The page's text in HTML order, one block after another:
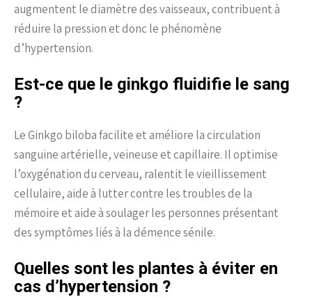
augmentent le diamètre des vaisseaux, contribuent à
réduire la pression et donc le phénomène
d’hypertension.
Est-ce que le ginkgo fluidifie le sang
?
Le Ginkgo biloba facilite et améliore la circulation
sanguine artérielle, veineuse et capillaire. Il optimise
l’oxygénation du cerveau, ralentit le vieillissement
cellulaire, aide à lutter contre les troubles de la
mémoire et aide à soulager les personnes présentant
des symptômes liés à la démence sénile.
Quelles sont les plantes à éviter en
cas d’hypertension ?